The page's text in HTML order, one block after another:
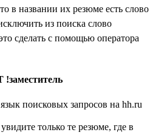
в названии их резюме есть слово
из поиска слово
сделать с помощью оператора
!заместитель
только те резюме, где в